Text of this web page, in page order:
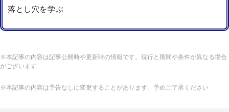
落とし穴を学ぶ
※本記事の内容は記事公開時や更新時の情報です。現行と期間や条件が異なる場合
がございます
※本記事の内容は予告なしに変更することがあります。予めご了承ください